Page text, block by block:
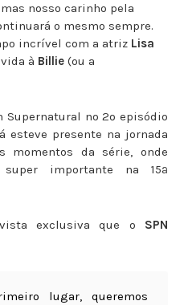
nosso carinho pela
o mesmo sempre.
incrível com a atriz Lisa
à Billie (ou a
Supernatural no 2º episódio
esteve presente na jornada
da série, onde
importante na 15ª
exclusiva que o SPN
lugar, queremos